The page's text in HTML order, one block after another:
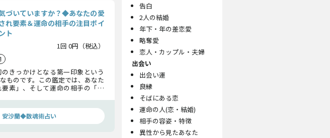
づいていますか？◆あなたの愛
れ要素＆運命の相手の注目ポイ
ント
1回 0円（税込）
きっかけとなる第一印象という
ものです。この鑑定では、あなた
素」、そして運命の相手の「見
。
安沙蘭◆数魂術占い
告白
2人の結婚
年下・年の差恋愛
略奪愛
恋人・カップル・夫婦
出会い
出会い運
良縁
そばにある恋
運命の人(恋・結婚)
相手の容姿・特徴
異性から見たあなた